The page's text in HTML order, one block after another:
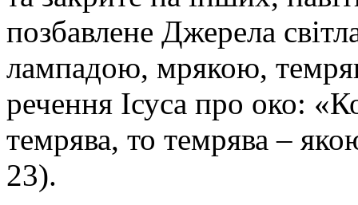
позбавлене Джерела
лампадою, мрякою,
речення Ісуса про око:
темрява, то темрява –
23).